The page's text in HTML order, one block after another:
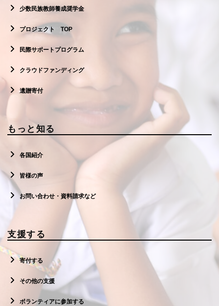
少数民族教師養成奨学金
プロジェクト TOP
民際サポートプログラム
クラウドファンディング
遺贈寄付
もっと知る
各国紹介
皆様の声
お問い合わせ・資料請求など
支援する
寄付する
その他の支援
ボランティアに参加する